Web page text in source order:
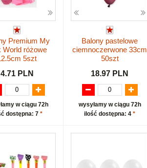
Premium My
World różowe
5szt
4.71 PLN
w ciągu 72h
dostępna: 7 *
Balony pastelowe
ciemnoczerwone 33cm
50szt
18.97 PLN
wysyłamy w ciągu 72h
ilość dostępna: 4 *